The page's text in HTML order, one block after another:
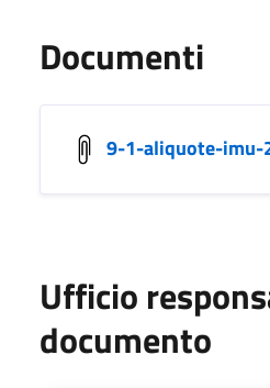
Documenti
9-1-aliquote-imu-
Ufficio
documento